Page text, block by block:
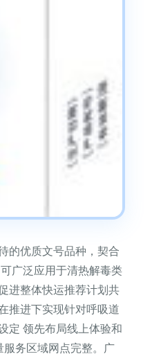
的优质文号品种，契合
广泛应用于清热解毒类
进整体快运推荐计划共
推进下实现针对呼吸道
定 领先布局线上体验和
务区域网点完整。广